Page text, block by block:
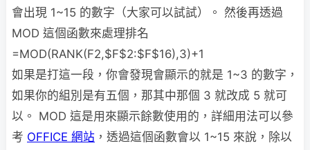
會出現 1~15 的數字（大家可以試試）。 然後再透過
MOD 這個函數來處理排名
=MOD(RANK(F2,$F$2:$F$16),3)+1
如果是打這一段，你會發現會顯示的就是 1~3 的數字，
如果你的組別是有五個，那其中那個 3 就改成 5 就可
以。 MOD 這是用來顯示餘數使用的，詳細用法可以參
考 OFFICE 網站 ，透過這個函數會以 1~15 來說，除以